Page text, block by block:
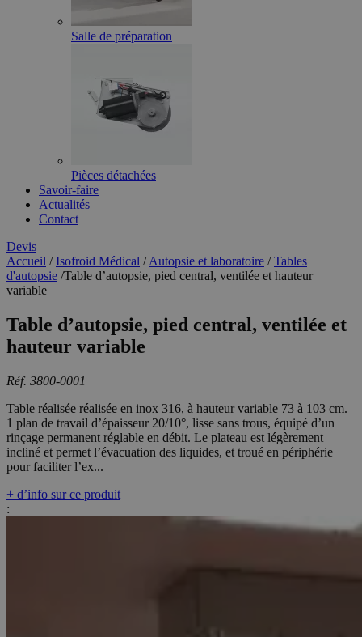
Salle de préparation
Pièces détachées
Savoir-faire
Actualités
Contact
Devis
Accueil /Isofroid Médical /Autopsie et laboratoire /Tables
d'autopsie /Table d’autopsie, pied central, ventilée et hauteur
variable
Table d’autopsie, pied central, ventilée et
hauteur variable
Réf. 3800-0001
Table réalisée réalisée en inox 316, à hauteur variable 73 à 103 cm.
1 plan de travail d’épaisseur 20/10°, lisse sans trous, équipé d’un
rinçage permanent réglable en débit. Le plateau est légèrement
incliné et permet l’évacuation des liquides, et troué en périphérie
pour faciliter l’ex...
+ d’info sur ce produit
: